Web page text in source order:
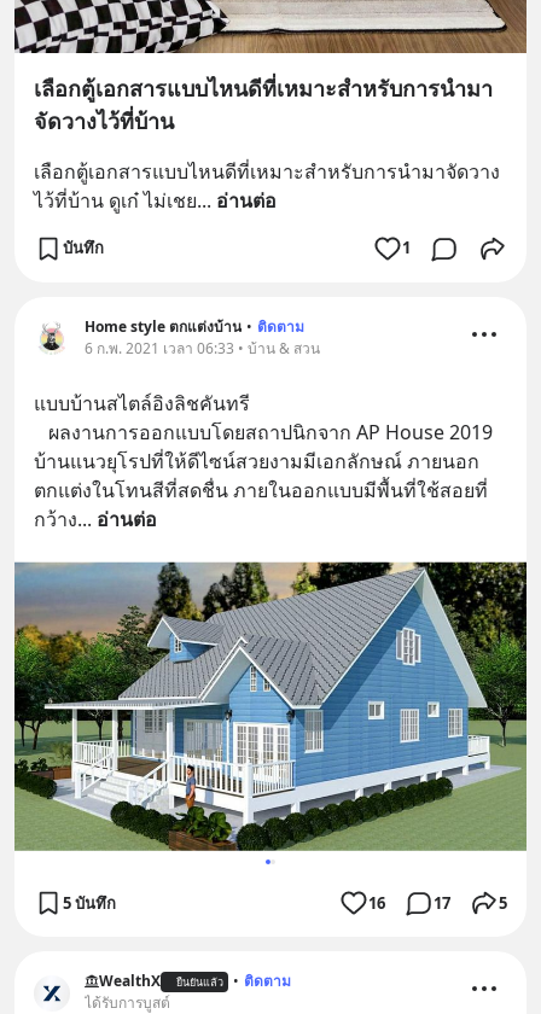
เลือกตู้เอกสารแบบไหนดีที่เหมาะสำหรับการนำมา
จัดวางไว้ที่บ้าน
เลือกตู้เอกสารแบบไหนดีที่เหมาะสำหรับการนำมาจัดวาง
ไว้ที่บ้าน ดูเก๋ ไม่เชย... อ่านต่อ
บันทึก 1
Home style ตกแต่งบ้าน • ติดตาม
6 ก.พ. 2021 เวลา 06:33 • บ้าน & สวน
แบบบ้านสไตล์อิงลิชคันทรี
บ้านแนวยุโรปที่ให้ดีไซน์สวยงามมีเอกลักษณ์ ภายนอก
ตกแต่งในโทนสีที่สดชื่น ภายในออกแบบมีพื้นที่ใช้สอยที่
กว้าง... อ่านต่อ
5 บันทึก 16 17 5
WealthX ยืนยันแล้ว • ติดตาม
ได้รับการบูสต์